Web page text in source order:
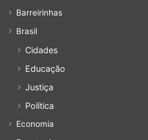
Barreirinhas
Brasil
Cidades
Educação
Justiça
Política
Economia